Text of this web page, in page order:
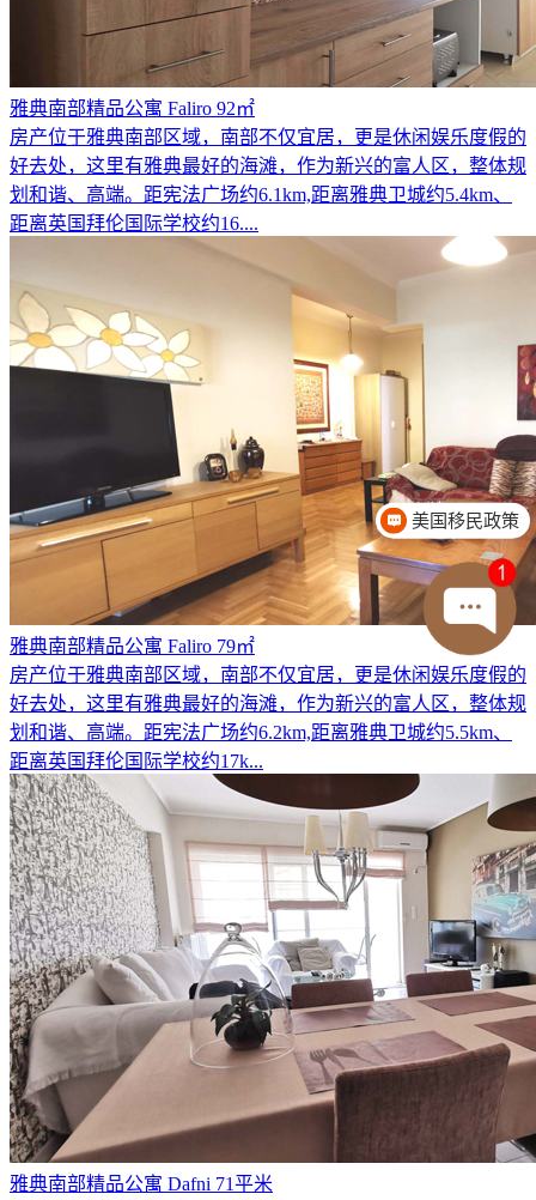
雅典南部精品公寓 Faliro 92㎡
房产位于雅典南部区域，南部不仅宜居，更是休闲娱乐度假的
好去处，这里有雅典最好的海滩，作为新兴的富人区，整体规
划和谐、高端。距宪法广场约6.1km,距离雅典卫城约5.4km、
距离英国拜伦国际学校约16....
雅典南部精品公寓 Faliro 79㎡
房产位于雅典南部区域，南部不仅宜居，更是休闲娱乐度假的
好去处，这里有雅典最好的海滩，作为新兴的富人区，整体规
划和谐、高端。距宪法广场约6.2km,距离雅典卫城约5.5km、
距离英国拜伦国际学校约17k...
雅典南部精品公寓 Dafni 71平米
美国移民政策
移民费用介绍